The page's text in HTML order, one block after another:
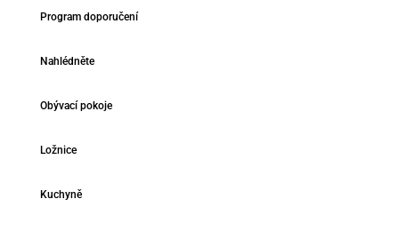
Program doporučení
Nahlédněte
Obývací pokoje
Ložnice
Kuchyně